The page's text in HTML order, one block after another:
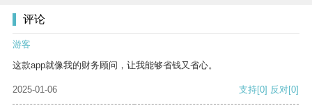
评论
游客
这款app就像我的财务顾问，让我能够省钱又省心。
2025-01-06 支持[0] 反对[0]